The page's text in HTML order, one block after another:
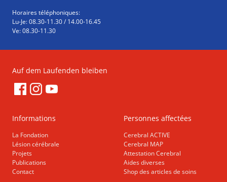
Horaires téléphoniques:
Lu-Je: 08.30-11.30 / 14.00-16.45
Ve: 08.30-11.30
Auf dem Laufenden bleiben
Informations
La Fondation
Lésion cérébrale
Projets
Publications
Contact
Personnes affectées
Cerebral ACTIVE
Cerebral MAP
Attestation Cerebral
Aides diverses
Shop des articles de soins